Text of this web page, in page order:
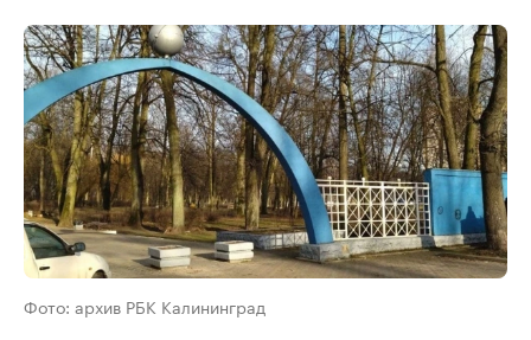
Фото: архив РБК Калининград